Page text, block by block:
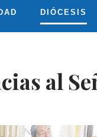
DIÓCESIS
al